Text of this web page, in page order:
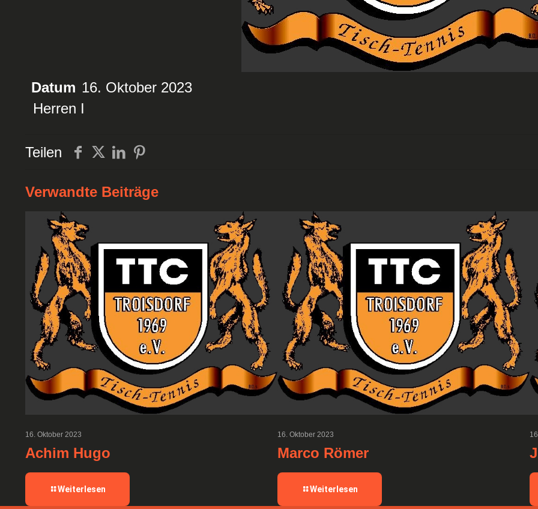
Datum 16. Oktober 2023
Herren I
Teilen
Verwandte Beiträge
16. Oktober 2023
Achim Hugo
Weiterlesen
16. Oktober 2023
Marco Römer
Weiterlesen-